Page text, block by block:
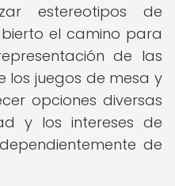
estereotipos de
el camino para
de las
los juegos de mesa y
opciones diversas
y los intereses de
de